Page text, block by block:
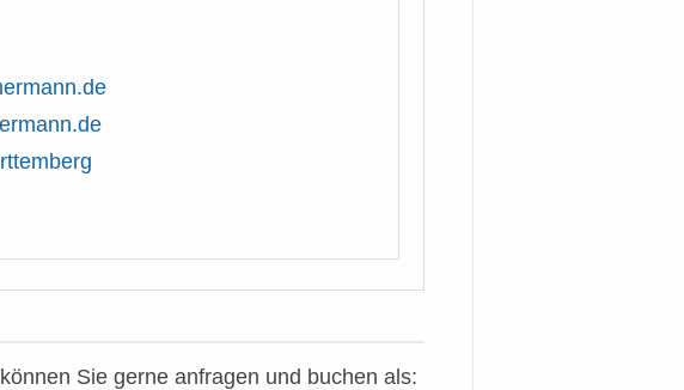
Sie gerne anfragen und buchen als: